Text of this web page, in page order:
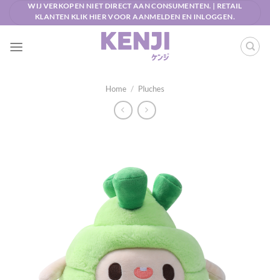
WIJ VERKOPEN NIET DIRECT AAN CONSUMENTEN. | RETAIL
KLANTEN KLIK HIER VOOR AANMELDEN EN INLOGGEN.
Home / Pluches